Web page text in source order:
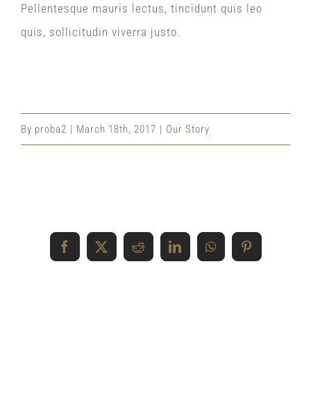
Pellentesque mauris lectus, tincidunt quis leo
quis, sollicitudin viverra justo.
By proba2 | March 18th, 2017 | Our Story
Facebook
X RedditLinkedInWhatsAppPinterest